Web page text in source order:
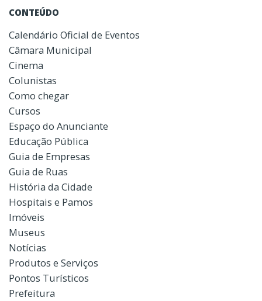
CONTEÚDO
Calendário Oficial de Eventos
Câmara Municipal
Cinema
Colunistas
Como chegar
Cursos
Espaço do Anunciante
Educação Pública
Guia de Empresas
Guia de Ruas
História da Cidade
Hospitais e Pamos
Imóveis
Museus
Notícias
Produtos e Serviços
Pontos Turísticos
Prefeitura